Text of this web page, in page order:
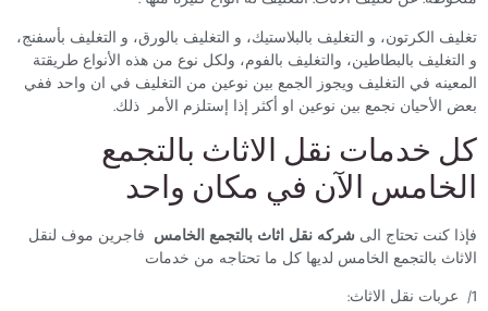
تغليف الكرتون، و التغليف بالبلاستيك، و التغليف بالورق، و التغليف بأسفنج،
و التغليف بالبطاطين، والتغليف بالفوم، ولكل نوع من هذه الأنواع طريقتة
المعينه في التغليف ويجوز الجمع بين نوعين من التغليف في ان واحد ففي
بعض الأحيان نجمع بين نوعين او أكثر إذا إستلزم الأمر ذلك.
كل خدمات نقل الاثاث بالتجمع
الخامس الآن في مكان واحد
فإذا كنت تحتاج الى شركه نقل اثاث بالتجمع الخامس فاجرين موف لنقل
الاثاث بالتجمع الخامس لديها كل ما تحتاجه من خدمات
1/ عربات نقل الاثاث: